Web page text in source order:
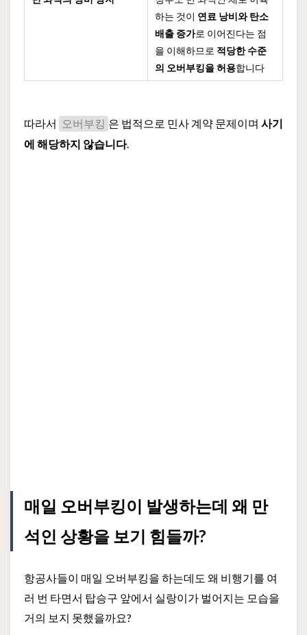
하는 것이 연료 낭비와 탄소
배출 증가로 이어진다는 점
을 이해하므로 적당한 수준
의 오버부킹을 허용합니다
따라서 오버부킹 은 법적으로 민사 계약 문제이며 사기
에 해당하지 않습니다.
매일 오버부킹이 발생하는데 왜 만
석인 상황을 보기 힘들까?
항공사들이 매일 오버부킹을 하는데도 왜 비행기를 여
러 번 타면서 탑승구 앞에서 실랑이가 벌어지는 모습을
거의 보지 못했을까요?